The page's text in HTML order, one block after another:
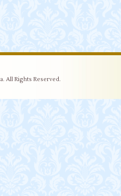
. All Rights Reserved.